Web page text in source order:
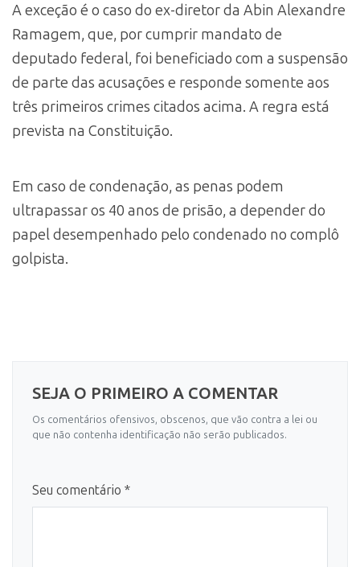
A exceção é o caso do ex-diretor da Abin Alexandre
Ramagem, que, por cumprir mandato de
deputado federal, foi beneficiado com a suspensão
de parte das acusações e responde somente aos
três primeiros crimes citados acima. A regra está
prevista na Constituição.
Em caso de condenação, as penas podem
ultrapassar os 40 anos de prisão, a depender do
papel desempenhado pelo condenado no complô
golpista.
SEJA O PRIMEIRO A COMENTAR
Os comentários ofensivos, obscenos, que vão contra a lei ou
que não contenha identificação não serão publicados.
Seu comentário *